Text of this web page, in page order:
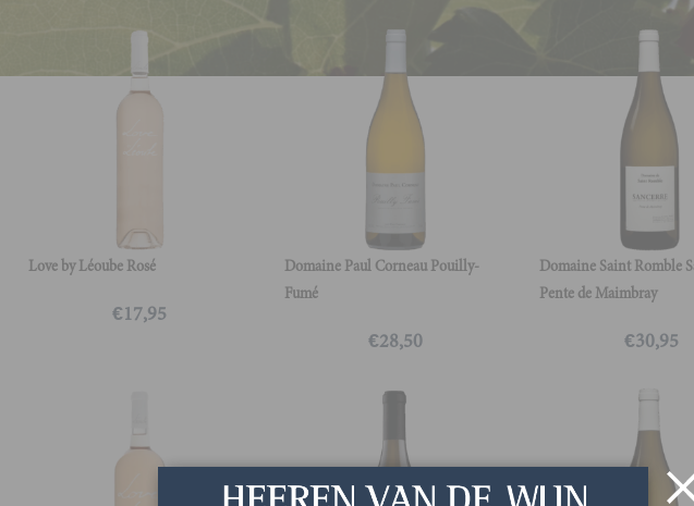
Love by Léoube Rosé
€17,95
Domaine Paul Corneau Pouilly-
Fumé
€28,50
Domaine Saint Romble
Pente de Maimbray
€30,95